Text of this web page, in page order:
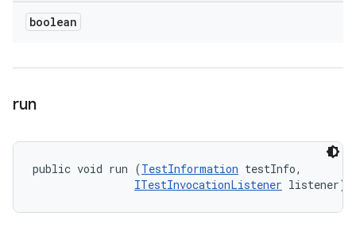
boolean
run
public void run (TestInformation testInfo,
ITestInvocationListener listener)